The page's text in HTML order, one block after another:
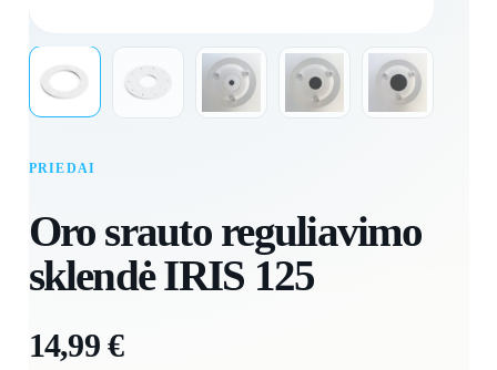
PRIEDAI
Oro srauto reguliavimo
sklendė IRIS 125
14,99 €